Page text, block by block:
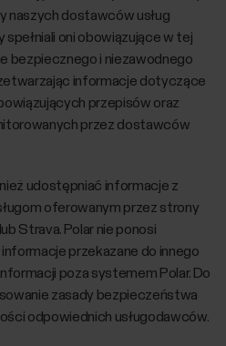
naszych dostawców usług
spełniali oni obowiązujące w tej
bezpiecznego i niezawodnego
informacje dotyczące
przepisów oraz
przez dostawców
udostępniać informacje z
oferowanym przez strony
Strava. Polar nie ponosi
przekazane do innego
poza systemem Polar. Do
zasady bezpieczeństwa
odpowiednich usługodawców.